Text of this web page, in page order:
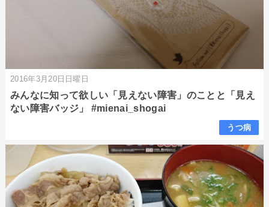
2016年3月20日日曜日
みんなに知って欲しい「見えない障害」のことと「見え
ない障害バッジ」 #mienai_shogai
うつ病